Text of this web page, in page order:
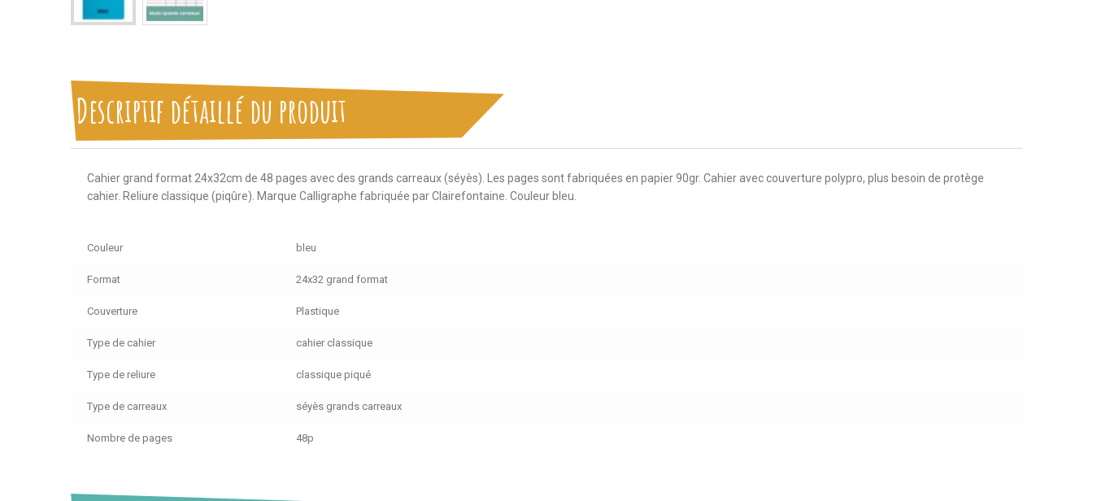
Descriptif détaillé du produit
Cahier grand format 24x32cm de 48 pages avec des grands carreaux (séyès). Les pages sont fabriquées en papier 90gr. Cahier avec couverture polypro, plus besoin de protège
cahier. Reliure classique (piqûre). Marque Calligraphe fabriquée par Clairefontaine. Couleur bleu.
Couleur bleu
Format 24x32 grand format
Couverture Plastique
Type de cahier cahier classique
Type de reliure classique piqué
Type de carreaux séyès grands carreaux
Nombre de pages 48p